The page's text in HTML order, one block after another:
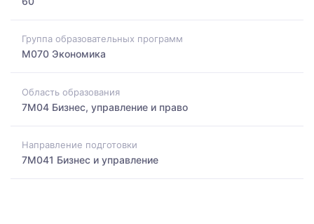
Группа образовательных программ
M070 Экономика
Область образования
7M04 Бизнес, управление и право
Направление подготовки
7M041 Бизнес и управление